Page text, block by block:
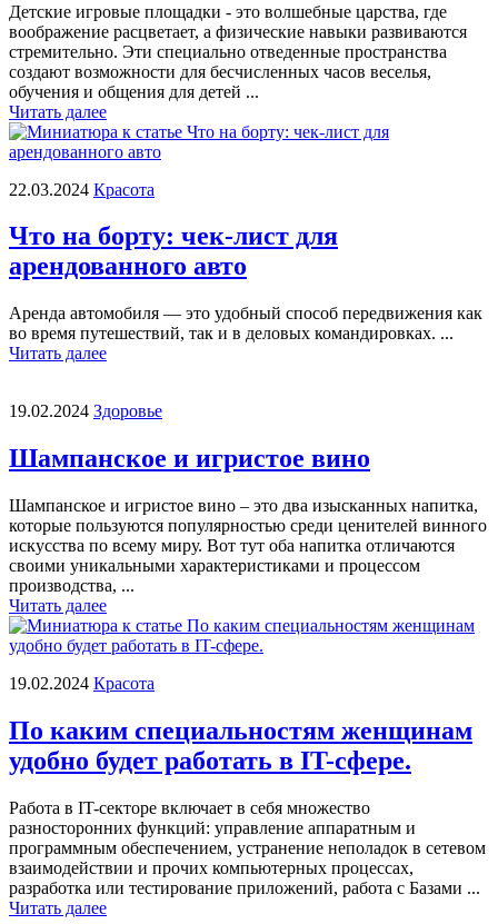
Детские игровые площадки - это волшебные царства, где
воображение расцветает, а физические навыки развиваются
стремительно. Эти специально отведенные пространства
создают возможности для бесчисленных часов веселья,
обучения и общения для детей ...
Читать далее
22.03.2024 Красота
Что на борту: чек-лист для
арендованного авто
Аренда автомобиля — это удобный способ передвижения как
во время путешествий, так и в деловых командировках. ...
Читать далее
19.02.2024 Здоровье
Шампанское и игристое вино
Шампанское и игристое вино – это два изысканных напитка,
которые пользуются популярностью среди ценителей винного
искусства по всему миру. Вот тут оба напитка отличаются
своими уникальными характеристиками и процессом
производства, ...
Читать далее
19.02.2024 Красота
По каким специальностям женщинам
удобно будет работать в IT-сфере.
Работа в IT-секторе включает в себя множество
разносторонних функций: управление аппаратным и
программным обеспечением, устранение неполадок в сетевом
взаимодействии и прочих компьютерных процессах,
разработка или тестирование приложений, работа с Базами ...
Читать далее